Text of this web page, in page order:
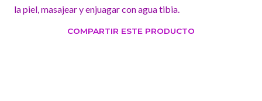
la piel, masajear y enjuagar con agua tibia.
COMPARTIR ESTE PRODUCTO